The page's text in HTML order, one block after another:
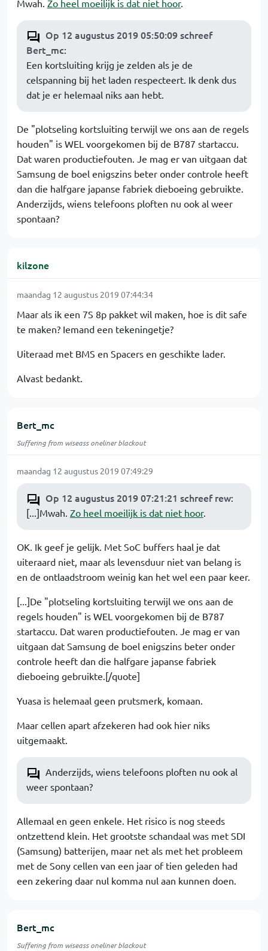
Mwah. Zo heel moeilijk is dat niet hoor.
Op 12 augustus 2019 05:50:09 schreef
Bert_mc:
Een kortsluiting krijg je zelden als je de
celspanning bij het laden respecteert. Ik denk dus
dat je er helemaal niks aan hebt.
De "plotseling kortsluiting terwijl we ons aan de regels
houden" is WEL voorgekomen bij de B787 startaccu.
Dat waren productiefouten. Je mag er van uitgaan dat
Samsung de boel enigszins beter onder controle heeft
dan die halfgare japanse fabriek dieboeing gebruikte.
Anderzijds, wiens telefoons ploften nu ook al weer
spontaan?
kilzone
maandag 12 augustus 2019 07:44:34
Maar als ik een 7S 8p pakket wil maken, hoe is dit safe
te maken? Iemand een tekeningetje?
Uiteraad met BMS en Spacers en geschikte lader.
Alvast bedankt.
Bert_mc
Suffering from wiseass oneliner blackout
maandag 12 augustus 2019 07:49:29
Op 12 augustus 2019 07:21:21 schreef rew:
[...]Mwah. Zo heel moeilijk is dat niet hoor.
OK. Ik geef je gelijk. Met SoC buffers haal je dat
uiteraard niet, maar als levensduur niet van belang is
en de ontlaadstroom weinig kan het wel een paar keer.
[...]De "plotseling kortsluiting terwijl we ons aan de
regels houden" is WEL voorgekomen bij de B787
startaccu. Dat waren productiefouten. Je mag er van
uitgaan dat Samsung de boel enigszins beter onder
controle heeft dan die halfgare japanse fabriek
dieboeing gebruikte.[/quote]
Yuasa is helemaal geen prutsmerk, komaan.
Maar cellen apart afzekeren had ook hier niks
uitgemaakt.
Anderzijds, wiens telefoons ploften nu ook al
weer spontaan?
Allemaal en geen enkele. Het risico is nog steeds
ontzettend klein. Het grootste schandaal was met SDI
(Samsung) batterijen, maar net als met het probleem
met de Sony cellen van een jaar of tien geleden had
een zekering daar nul komma nul aan kunnen doen.
Bert_mc
Suffering from wiseass oneliner blackout